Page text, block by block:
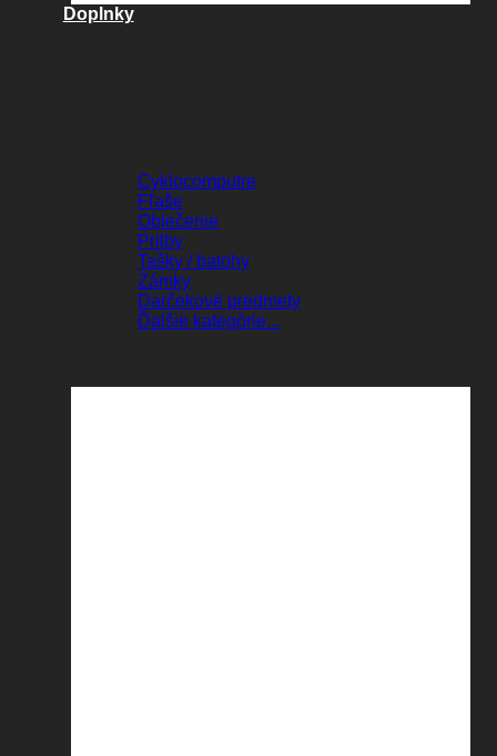
Doplnky
Cyklocomputre
Fľaše
Oblečenie
Prilby
Tašky / batohy
Zámky
Darčekové predmety
Ďalšie kategórie...